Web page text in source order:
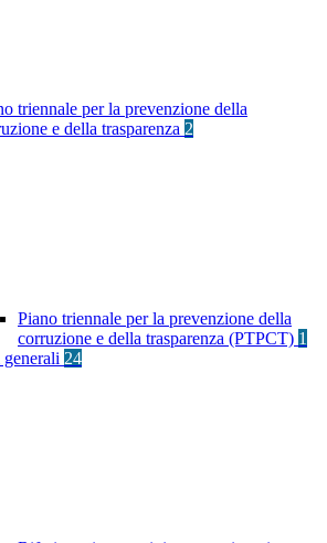
triennale per la prevenzione della
e della trasparenza 2
Piano triennale per la prevenzione della
corruzione e della trasparenza (PTPCT) 1
24